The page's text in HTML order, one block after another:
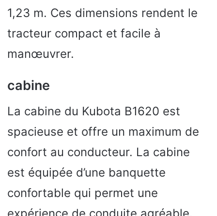
1,23 m. Ces dimensions rendent le
tracteur compact et facile à
manœuvrer.
cabine
La cabine du Kubota B1620 est
spacieuse et offre un maximum de
confort au conducteur. La cabine
est équipée d’une banquette
confortable qui permet une
expérience de conduite agréable.